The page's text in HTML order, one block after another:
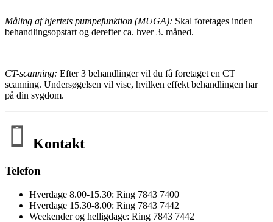
Måling af hjertets pumpefunktion (MUGA): Skal foretages inden
behandlingsopstart og derefter ca. hver 3. måned.
CT-scanning: Efter 3 behandlinger vil du få foretaget en CT
scanning. Undersøgelsen vil vise, hvilken effekt behandlingen har
på din sygdom.
Kontakt
Telefon
Hverdage 8.00-15.30: Ring 7843 7400
Hverdage 15.30-8.00: Ring 7843 7442
Weekender og helligdage: Ring 7843 7442